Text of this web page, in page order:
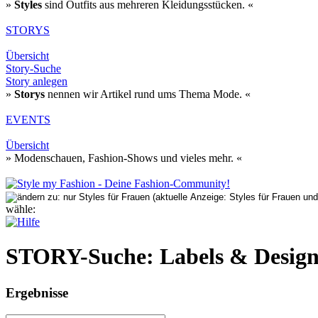
» Styles sind Outfits aus mehreren Kleidungsstücken. «
STORYS
Übersicht
Story-Suche
Story anlegen
» Storys nennen wir Artikel rund ums Thema Mode. «
EVENTS
Übersicht
» Modenschauen, Fashion-Shows und vieles mehr. «
wähle:
STORY-Suche: Labels &
Ergebnisse